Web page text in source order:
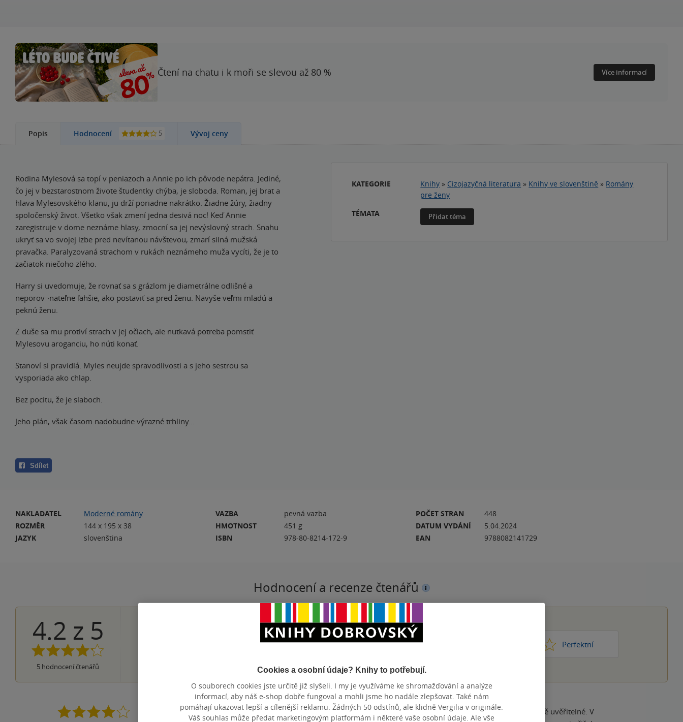
Čtení na chatu i k moři se slevou až 80 % Více informací
Popis Hodnocení 5 Vývoj ceny
Rodina Mylesová sa topí v peniazoch a Annie po ich pôvode nepátra. Jediné,
čo jej v bezstarostnom živote študentky chýba, je sloboda. Roman, jej brat a
hlava Mylesovského klanu, ju drží poriadne nakrátko. Žiadne žúry, žiadny
spoločenský život. Všetko však zmení jedna desivá noc! Keď Annie
zaregistruje v dome neznáme hlasy, zmocní sa jej nevýslovný strach. Snahu
ukryť sa vo svojej izbe pred nevítanou návštevou, zmarí silná mužská
pravačka. Paralyzovaná strachom v rukách neznámeho muža vycíti, že je to
začiatok niečoho zlého.
Harry si uvedomuje, že rovnať sa s grázlom je diametrálne odlišné a
neporov¬nateľne ľahšie, ako postaviť sa pred ženu. Navyše veľmi mladú a
peknú ženu.
Z duše sa mu protiví strach v jej očiach, ale nutkavá potreba pomstiť
Mylesovu aroganciu, ho núti konať.
Stanoví si pravidlá. Myles neujde spravodlivosti a s jeho sestrou sa
vysporiada ako chlap.
Bez pocitu, že je slaboch.
Jeho plán, však časom nadobudne výrazné trhliny...
Sdílet
KATEGORIE Knihy » Cizojazyčná literatura » Knihy ve slovenštině » Romány
pre ženy
TÉMATA
Přidat téma
NAKLADATEL
Moderné romány
ROZMĚR
144 x 195 x 38
JAZYK
slovenština
VAZBA
pevná vazba
HMOTNOST
451 g
ISBN
978-80-8214-172-9
POČET STRAN
448
DATUM VYDÁNÍ
5.04.2024
EAN
9788082141729
Hodnocení a recenze čtenářů
4.2 z 5
5 hodnocení čtenářů
PŘIDEJTE SVÉ HODNOCENÍ KNIHY Perfektní
Cookies a osobní údaje? Knihy to potřebují.
O souborech cookies jste určitě již slyšeli. I my je využíváme ke shromažďování a analýze
informací, aby náš e-shop dobře fungoval a mohli jsme ho nadále zlepšovat. Také nám
pomáhají ukazovat lepší a cílenější reklamu. Žádných 50 odstínů, ale klidně Vergilia v originále.
Váš souhlas může předat marketingovým platformám i některé vaše osobní údaje. Ale vše